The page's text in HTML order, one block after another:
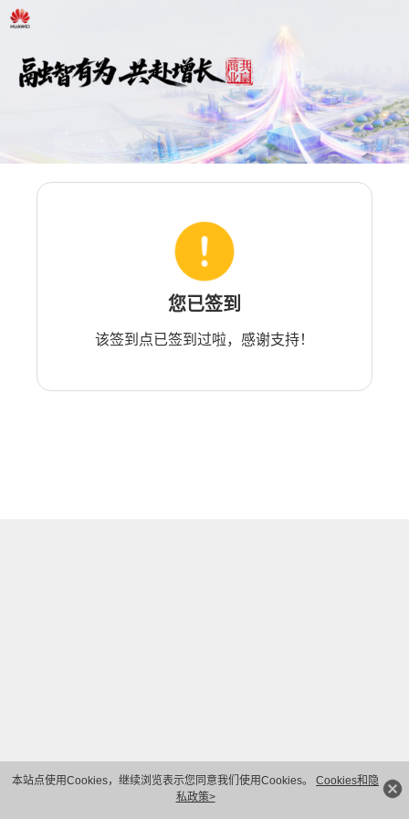
本站点使用Cookies，继续浏览表示您同意我们使用Cookies。 Cookies和隐
私政策>
您已签到
该签到点已签到过啦，感谢支持！